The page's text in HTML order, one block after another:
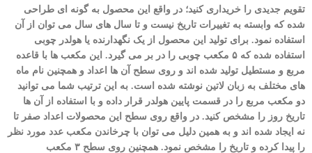
تقویم جدیدی را خریداری کنید؛ در واقع این محصول به گونه ای طراحی
شده که وابسته به تغییرات تاریخ نیست و تا سال های سال می ‌توان از آن
استفاده نمود. برای تولید این محصول از یک نگهدارنده یا هولدر چوبی
استفاده شده که ۵ مکعب چوبی را در بر می گیرد. این مکعب ها با قاعده
مربع و مستطیل تولید شده ‌اند و روی سطح آن ها اعداد و همچنین نام ماه
های مختلف به زبان لاتین نوشته شده است. به این ترتیب شما می توانید
دو مکعب مربع را در قسمت پایین هولدر قرار داده و با استفاده از آن ها
تاریخ روز را مشخص کنید. در واقع روی سطح این محصولات اعداد صفر تا
نه ایجاد شده‌ اند و به همین دلیل می‌ توان با چرخاندن مکعب عدد مورد نظر
را پیدا کرده و تاریخ را مشخص نمود. همچنین روی سطح ۳ مکعب